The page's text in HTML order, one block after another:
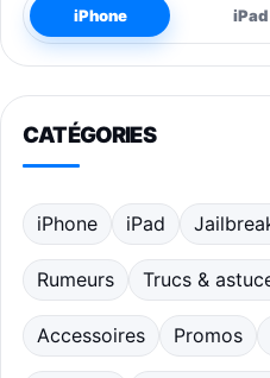
iPhone iPad
CATÉGORIES
iPhone iPad
Rumeurs Trucs &
Accessoires Promos